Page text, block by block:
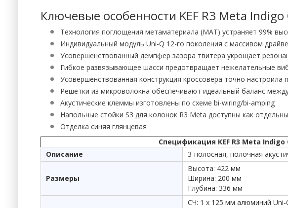
Ключевые особенности KEF R3 Meta Indigo
Технология поглощения метаматериала (MAT) устраняет 99%
Индивидуальный модуль Uni-Q 12-го поколения с массивом
Усовершенствованный демпфер зазора твитера укрощает
Гибкое развязывающее шасси предотвращает нежелательные
Усовершенствованная конструкция кроссовера точно настроила
Решетки из микроволокна обеспечивают идеальный баланс
Акустические клеммы изготовлены по схеме bi-wiring/bi-amping
Напольные стойки S3 для колонок R3 Meta доступны как
Отделка синяя глянцевая
Спецификация KEF R3 Meta Indigo
Описание
3-полосная, полочная
Размеры
Высота: 422 мм
Ширина: 200 мм
Глубина: 336 мм
СЧ: 1 х 125 мм алюминий Uni-